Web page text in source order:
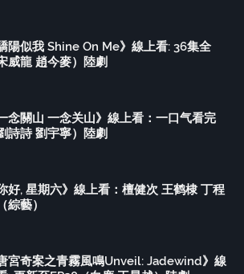
陽似我 Shine On Me》線上看: 36集全
威龍 趙今麥）陸劇
念關山 一念关山》線上看：一口气看完
詩詩 劉宇寧）陸劇
好, 星期六》線上看：檀健次 王鹤棣 丁程
綜藝）
唐宮奇案之青霧風鳴Unveil: Jadewind》線